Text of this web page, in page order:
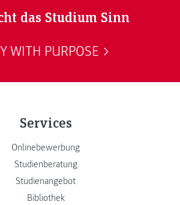
das Studium Sinn
WITH PURPOSE
Services
Onlinebewerbung
Studienberatung
Studienangebot
Bibliothek